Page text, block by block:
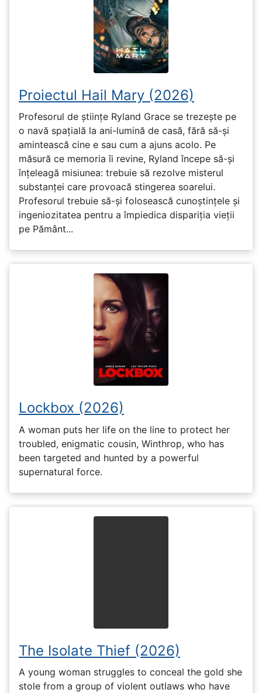
Proiectul Hail Mary (2026)
Profesorul de științe Ryland Grace se trezește pe
o navă spațială la ani-lumină de casă, fără să-și
amintească cine e sau cum a ajuns acolo. Pe
măsură ce memoria îi revine, Ryland începe să-și
înțeleagă misiunea: trebuie să rezolve misterul
substanței care provoacă stingerea soarelui.
Profesorul trebuie să-și folosească cunoștințele și
ingeniozitatea pentru a împiedica dispariția vieții
pe Pământ...
Lockbox (2026)
A woman puts her life on the line to protect her
troubled, enigmatic cousin, Winthrop, who has
been targeted and hunted by a powerful
supernatural force.
The Isolate Thief (2026)
A young woman struggles to conceal the gold she
stole from a group of violent outlaws who have